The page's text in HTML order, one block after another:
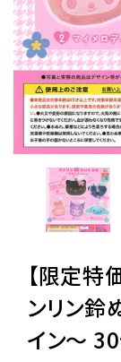
景品・玩
販促用カ
【限定特
ンリン鈴
イン〜